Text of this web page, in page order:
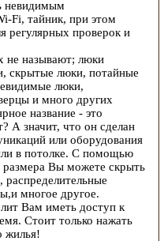
невидимым
Fi, тайник, при этом
регулярных проверок и
не называют; люки
скрытые люки, потайные
люки,
и много других
название - это
А значит, что он сделан
или оборудования
в потолке. С помощью
размера Вы можете скрыть
распределительные
многое другое.
Вам иметь доступ к
Стоит только нажать
жилья!